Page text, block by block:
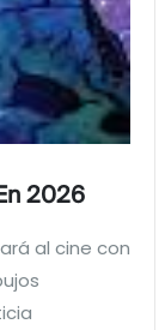
2026
al cine con